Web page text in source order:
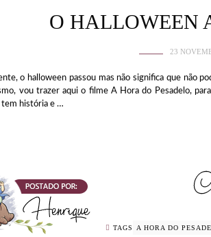
O
23
o halloween passou mas não significa que não
vou trazer aqui o filme A Hora do Pesadelo,
história e …
TAGS A HORA DO